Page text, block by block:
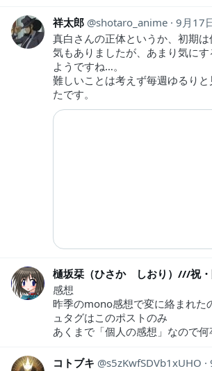
祥太郎 shotaro_anime 9月17
真白さんの正体というか、初期
気もありましたが、あまり気に
ようですね…。
難しいことは考えず毎週ゆるり
たです。
感想
昨季のmono感想で変に絡まれた
ュタグはこのポストのみ
あくまで「個人の感想」なので何
コトブキ s5zKwfSDVb1xUHO